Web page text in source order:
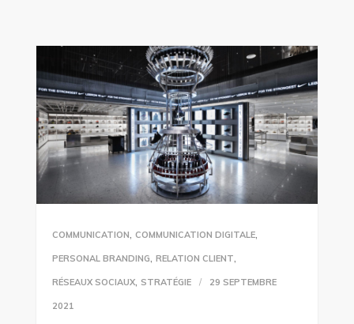
COMMUNICATION, COMMUNICATION DIGITALE,
PERSONAL BRANDING, RELATION CLIENT,
RÉSEAUX SOCIAUX, STRATÉGIE 29 SEPTEMBRE
2021